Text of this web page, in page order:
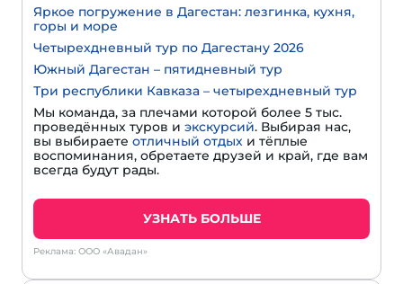
Яркое погружение в Дагестан: лезгинка, кухня,
горы и море
Четырехдневный тур по Дагестану 2026
Южный Дагестан – пятидневный тур
Три республики Кавказа – четырехдневный тур
Мы команда, за плечами которой более 5 тыс.
проведённых туров и экскурсий. Выбирая нас,
вы выбираете отличный отдых и тёплые
воспоминания, обретаете друзей и край, где вам
всегда будут рады.
УЗНАТЬ БОЛЬШЕ
Реклама: ООО «Авадан»